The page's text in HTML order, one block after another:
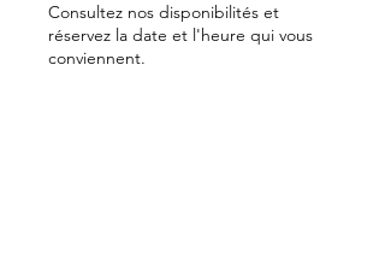
Consultez nos disponibilités et
réservez la date et l'heure qui vous
conviennent.